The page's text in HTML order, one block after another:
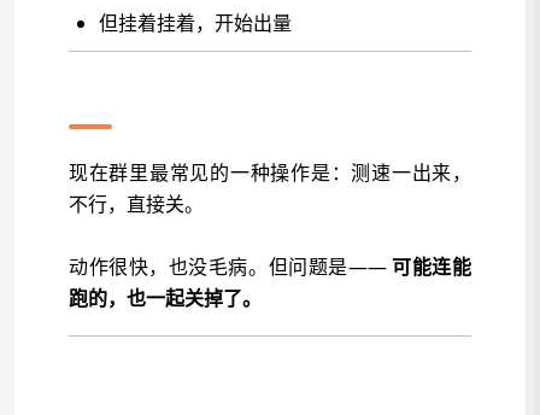
但挂着挂着，开始出量
现在群里最常见的一种操作是：测速一出来，
不行，直接关。
动作很快，也没毛病。但问题是——可能连能
跑的，也一起关掉了。